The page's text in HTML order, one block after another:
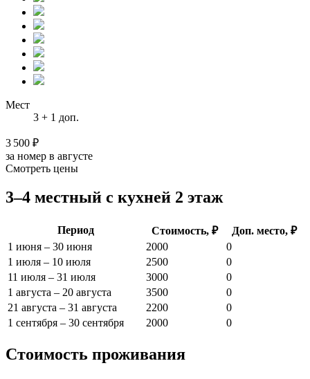
Мест
3 + 1 доп.
3 500 ₽
за номер в августе
Смотреть цены
3–4 местный с кухней 2 этаж
Период Стоимость, ₽
Доп. место, ₽
1 июня – 30 июня
2000
0
1 июля – 10 июля
2500
0
11 июля – 31 июля
3000
0
1 августа – 20 августа
3500
0
21 августа – 31 августа
2200
0
1 сентября – 30 сентября
2000 0
Стоимость проживания